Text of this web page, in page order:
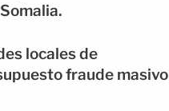
locales de
fraude masivo